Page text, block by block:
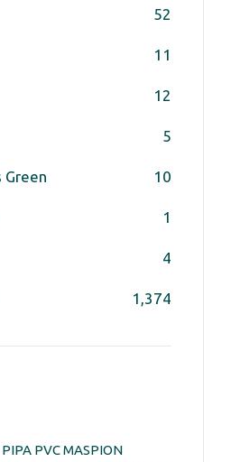
52
11
12
5
Green 10
1
4
1,374
PVC MASPION